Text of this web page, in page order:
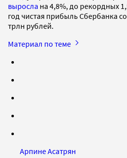
выросла на 4,8%, до рекордных
год чистая прибыль Сбербанка
трлн рублей.
Материал по теме
Арпине Асатрян